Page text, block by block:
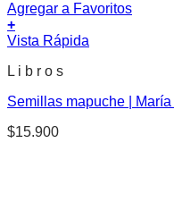
Agregar a Favoritos
+
Vista Rápida
L i b r o s
Semillas mapuche |
$15.900